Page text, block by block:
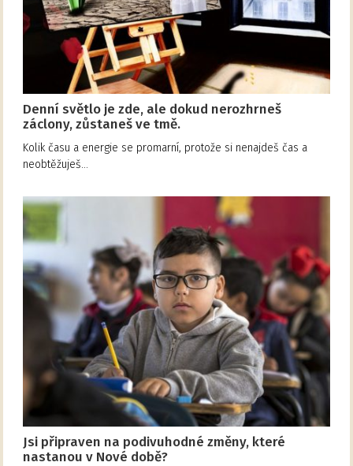
Denní světlo je zde, ale dokud nerozhrneš
záclony, zůstaneš ve tmě.
Kolik času a energie se promarní, protože si nenajdeš čas a
neobtěžuješ…
Jsi připraven na podivuhodné změny, které
nastanou v Nové době?